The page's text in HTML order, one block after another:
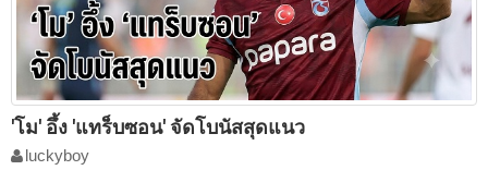
'โม' อึ้ง 'แทร็บซอน' จัดโบนัสสุดแนว
luckyboy